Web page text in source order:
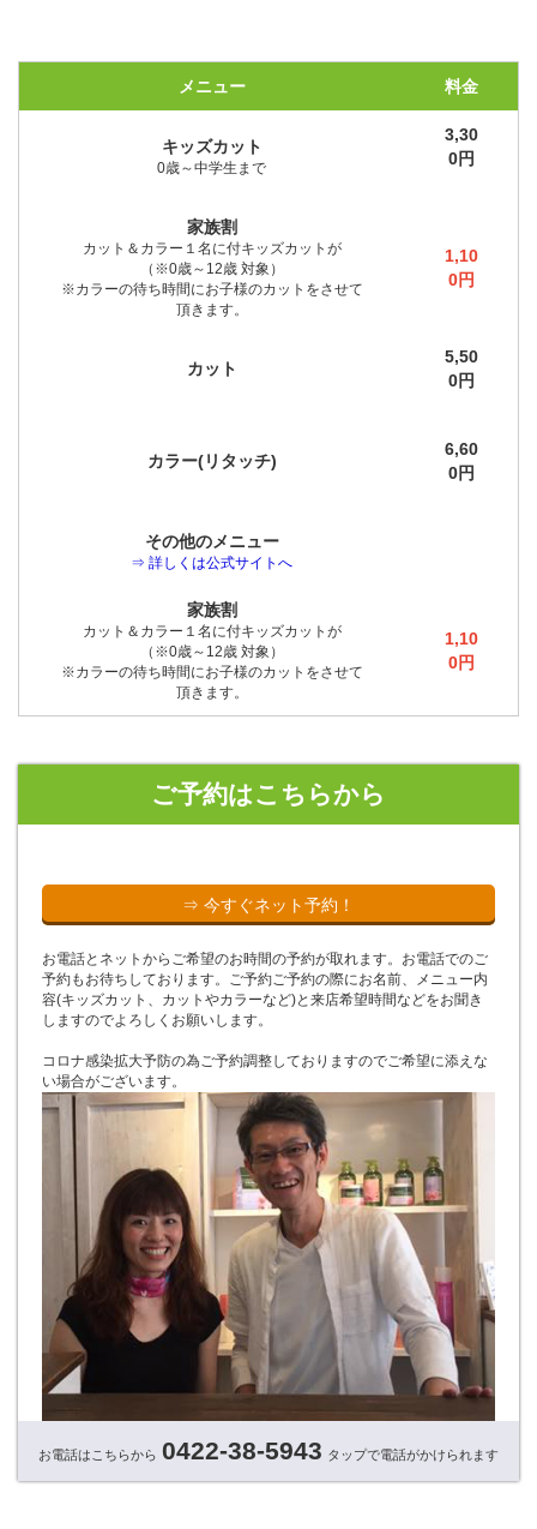
メニュー 料金
キッズカット
0歳～中学生まで
3,30
0円
家族割
カット＆カラー１名に付キッズカットが
（※0歳～12歳 対象）
※カラーの待ち時間にお子様のカットをさせて
頂きます。
1,10
0円
カット
5,50
0円
カラー(リタッチ)
6,60
0円
その他のメニュー
⇒ 詳しくは公式サイトへ
家族割
カット＆カラー１名に付キッズカットが
（※0歳～12歳 対象）
※カラーの待ち時間にお子様のカットをさせて
頂きます。
1,10
0円
ご予約はこちらから
⇒ 今すぐネット予約！
お電話とネットからご希望のお時間の予約が取れます。お電話でのご
予約もお待ちしております。ご予約ご予約の際にお名前、メニュー内
容(キッズカット、カットやカラーなど)と来店希望時間などをお聞き
しますのでよろしくお願いします。
コロナ感染拡大予防の為ご予約調整しておりますのでご希望に添えな
い場合がございます。
お電話はこちらから 0422-38-5943 タップで電話がかけられます